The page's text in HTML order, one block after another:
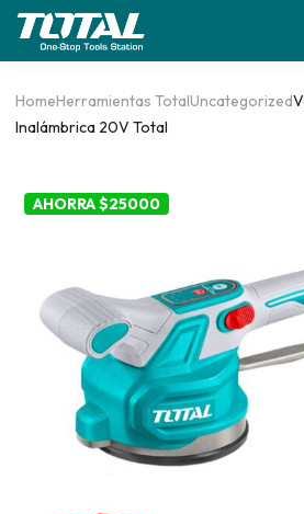
HomeHerramientas TotalUncategorized
Inalámbrica 20V Total
AHORRA $25000